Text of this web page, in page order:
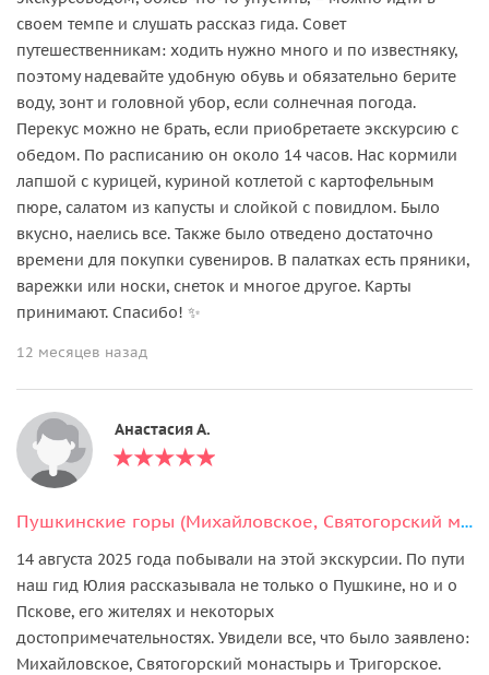
своем темпе и слушать рассказ гида. Совет
путешественникам: ходить нужно много и по известняку,
поэтому надевайте удобную обувь и обязательно берите
воду, зонт и головной убор, если солнечная погода.
Перекус можно не брать, если приобретаете экскурсию с
обедом. По расписанию он около 14 часов. Нас кормили
лапшой с курицей, куриной котлетой с картофельным
пюре, салатом из капусты и слойкой с повидлом. Было
вкусно, наелись все. Также было отведено достаточно
времени для покупки сувениров. В палатках есть пряники,
варежки или носки, снеток и многое другое. Карты
принимают. Спасибо! ✨
12 месяцев назад
Анастасия А.
Пушкинские горы (Михайловское, Святогорский монастырь, Тригорское)
14 августа 2025 года побывали на этой экскурсии. По пути
наш гид Юлия рассказывала не только о Пушкине, но и о
Пскове, его жителях и некоторых
достопримечательностях. Увидели все, что было заявлено:
Михайловское, Святогорский монастырь и Тригорское.